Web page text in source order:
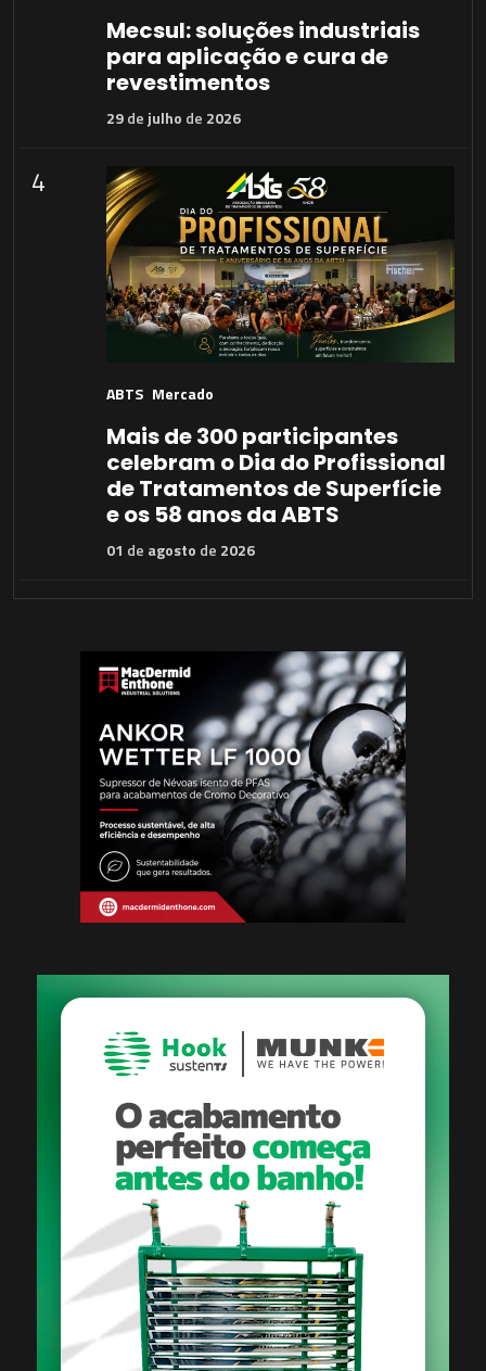
Mecsul: soluções industriais
para aplicação e cura de
revestimentos
29de julho de 2026
4
ABTS Mercado
Mais de 300 participantes
celebram o Dia do Profissional
de Tratamentos de Superfície
e os 58 anos da ABTS
01 de agosto de 2026